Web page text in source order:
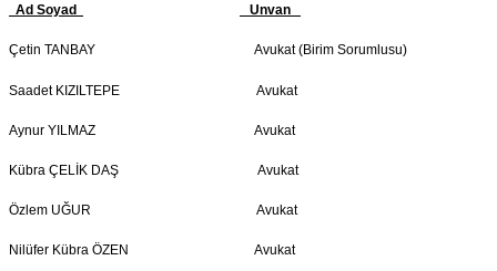
Ad Soyad Unvan
Çetin TANBAY Avukat(Birim Sorumlusu)
Saadet KIZILTEPE Avukat
Aynur YILMAZ Avukat
Kübra ÇELİK DAŞ Avukat
Özlem UĞUR Avukat
Nilüfer Kübra ÖZEN Avukat